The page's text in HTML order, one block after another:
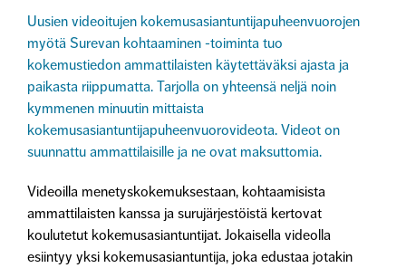
Uusien videoitujen kokemusasiantuntijapuheenvuorojen
myötä Surevan kohtaaminen -toiminta tuo
kokemustiedon ammattilaisten käytettäväksi ajasta ja
paikasta riippumatta. Tarjolla on yhteensä neljä noin
kymmenen minuutin mittaista
kokemusasiantuntijapuheenvuorovideota. Videot on
suunnattu ammattilaisille ja ne ovat maksuttomia.
Videoilla menetyskokemuksestaan, kohtaamisista
ammattilaisten kanssa ja surujärjestöistä kertovat
koulutetut kokemusasiantuntijat. Jokaisella videolla
esiintyy yksi kokemusasiantuntija, joka edustaa jotakin